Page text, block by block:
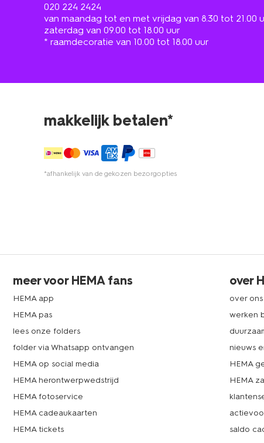
020 224 2424
van maandag tot en met vrijdag van 8.30 tot 21.00
zaterdag van 09.00 tot 18.00 uur
* raamdecoratie van 10.00 tot 18.00 uur
makkelijk betalen*
*afhankelijk van de gekozen bezorgopties
meer voor HEMA fans
HEMA app
HEMA pas
lees onze folders
folder via Whatsapp ontvangen
HEMA op social media
HEMA herontwerpwedstrijd
HEMA fotoservice
HEMA cadeaukaarten
HEMA tickets
over
over
werken
nieuws
HEMA
HEMA
saldo